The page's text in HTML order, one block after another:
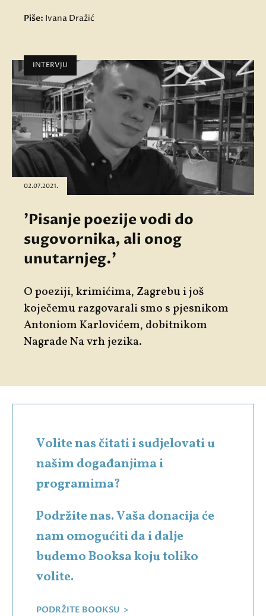
Piše: Ivana Dražić
INTERVJU
02.07.2021.
'Pisanje poezije vodi do
sugovornika, ali onog
unutarnjeg.'
O poeziji, krimićima, Zagrebu i još
koječemu razgovarali smo s pjesnikom
Antoniom Karlovićem, dobitnikom
Nagrade Na vrh jezika.
Volite nas čitati i sudjelovati u
našim događanjima i
programima?
Podržite nas. Vaša donacija će
nam omogućiti da i dalje
budemo Booksa koju toliko
volite.
PODRŽITE BOOKSU >